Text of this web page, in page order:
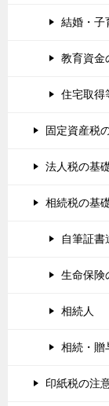
結婚・子
教育資金
住宅取得
固定資産税
法人税の基
相続税の基
自筆証
生命保険
相続人
相続・贈
印紙税の注